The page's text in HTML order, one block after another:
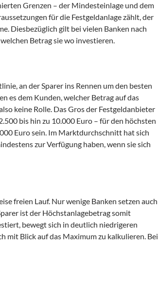
Grenzen – der Mindesteinlage und dem
für die Festgeldanlage zählt, der
Diesbezüglich gilt bei vielen Banken nach
Betrag sie wo investieren.
an der Sparer ins Rennen um den besten
es dem Kunden, welcher Betrag auf das
keine Rolle. Das Gros der Festgeldanbieter
bis hin zu 10.000 Euro – für den höchsten
Euro sein. Im Marktdurchschnitt hat sich
zur Verfügung haben, wenn sie sich
freien Lauf. Nur wenige Banken setzen auch
ist der Höchstanlagebetrag somit
bewegt sich in deutlich niedrigeren
mit Blick auf das Maximum zu kalkulieren. Bei